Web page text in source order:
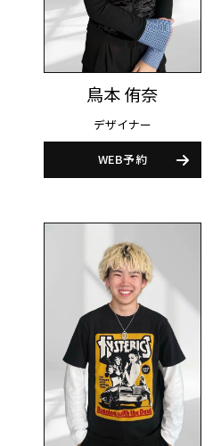
鳥本 侑奈
デザイナー
WEB予約